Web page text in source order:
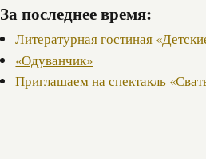
За последнее время:
Литературная гостиная
«Одуванчик»
Приглашаем на спектакль